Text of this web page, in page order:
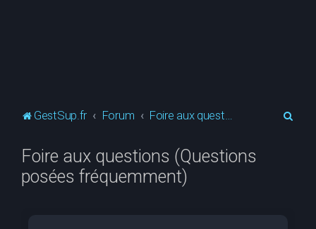
GestSup.fr Forum Foire aux questions (Questions posées fréquemment)
Foire aux questions (Questions
posées fréquemment)